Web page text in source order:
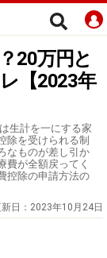
20万円と
【2023年
生計を一にする家
除を受けられる制
なものが差し引か
費が全額戻ってく
控除の申請方法の
日： 2023年10月24日